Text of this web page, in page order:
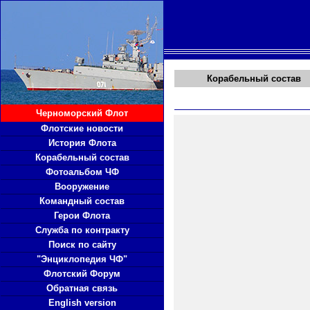
Черноморский Флот
Флотские новости
История Флота
Корабельный состав
Фотоальбом ЧФ
Вооружение
Командный состав
Герои Флота
Служба по контракту
Поиск по сайту
"Энциклопедия ЧФ"
Флотский Форум
Обратная связь
English version
Корабельный состав